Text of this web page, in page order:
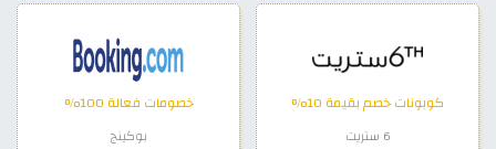
كوبونات خصم بقيمة 10%
6 ستريت
خصومات فعالة 100%
بوكينج